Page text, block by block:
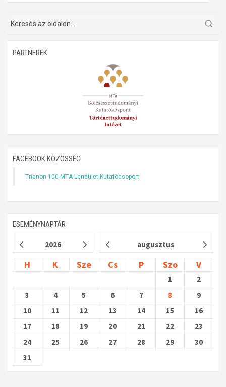
PARTNEREK
FACEBOOK KÖZÖSSÉG
Trianon 100 MTA-Lendület Kutatócsoport
ESEMÉNYNAPTÁR
2026 augusztus
H K Sze Cs P Szo V
1
2
3
4 5 6 7 8
9
10
11 12 13 14 15
16
17
18 19 20 21 22
23
24
25 26 27 28 29
30
31